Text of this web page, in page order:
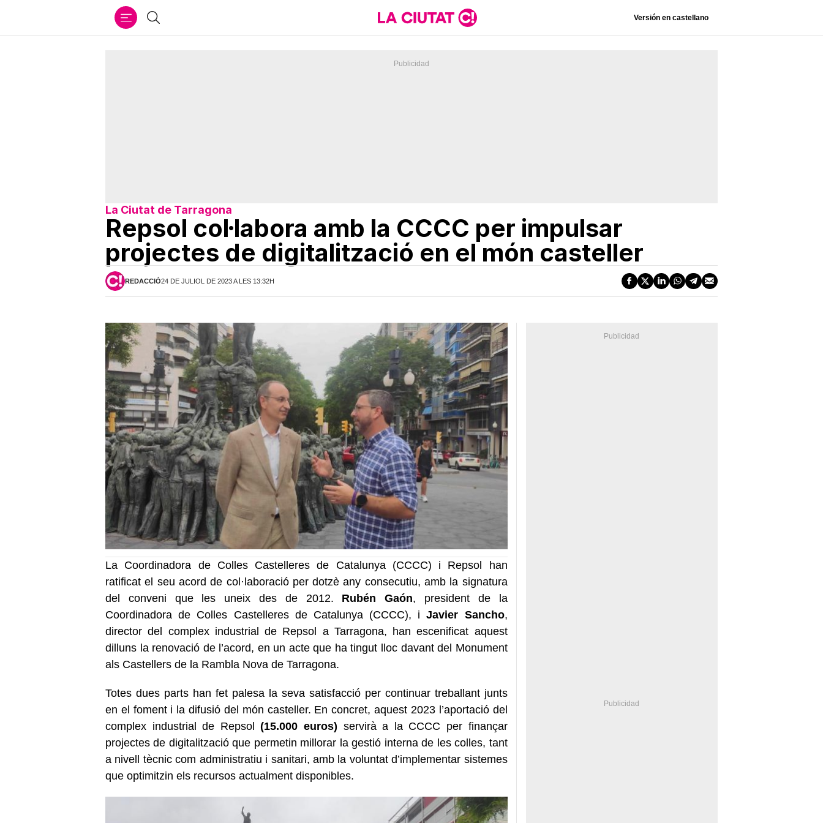
Cercar Versión en castellano
La Ciutat de Tarragona
Repsol col·labora amb la CCCC per impulsar
projectes de digitalització en el món casteller
REDACCIÓ24 DE JULIOL DE 2023 A LES 13:32H
La Coordinadora de Colles Castelleres de Catalunya (CCCC) i Repsol han
ratificat el seu acord de col·laboració per dotzè any consecutiu, amb la signatura
del conveni que les uneix des de 2012. Rubén Gaón, president de la
Coordinadora de Colles Castelleres de Catalunya (CCCC), iJavier Sancho,
director del complex industrial de Repsol a Tarragona, han escenificat aquest
dilluns la renovació de l’acord, en un acte que ha tingut lloc davant del Monument
als Castellers de la Rambla Nova de Tarragona.
Totes dues parts han fet palesa la seva satisfacció per continuar treballant junts
en el foment i la difusió del món casteller. En concret, aquest 2023 l’aportació del
complex industrial de Repsol(15.000 euros) servirà a la CCCC per finançar
projectes de digitalització que permetin millorar la gestió interna de les colles, tant
a nivell tècnic com administratiu i sanitari, amb la voluntat d’implementar sistemes
que optimitzin els recursos actualment disponibles.